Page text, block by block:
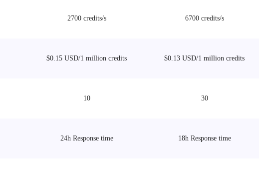
2700 credits/s 6700 credits/s
$0.15 USD/1 million credits $0.13 USD/1 million credits
10 30
24h Response time 18h Response time